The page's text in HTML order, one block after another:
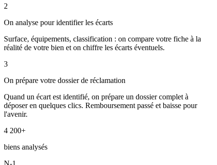
2
On analyse pour identifier les écarts
Surface, équipements, classification : on compare votre fiche à la
réalité de votre bien et on chiffre les écarts éventuels.
3
On prépare votre dossier de réclamation
Quand un écart est identifié, on prépare un dossier complet à
déposer en quelques clics. Remboursement passé et baisse pour
l'avenir.
4 200+
biens analysés
N-1